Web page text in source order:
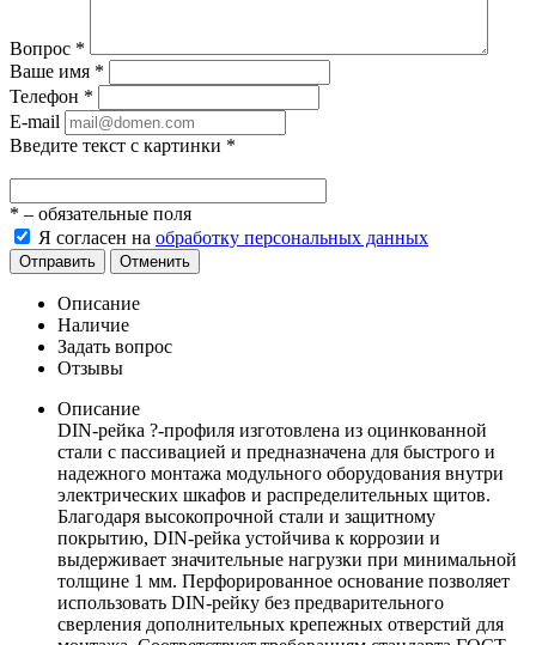
Вопрос *
Ваше имя *
Телефон *
E-mail
Введите текст с картинки *
* – обязательные поля
Я согласен на обработку персональных данных
Отправить Отменить
Описание
Наличие
Задать вопрос
Отзывы
Описание
DIN-рейка ?-профиля изготовлена из оцинкованной
стали с пассивацией и предназначена для быстрого и
надежного монтажа модульного оборудования внутри
электрических шкафов и распределительных щитов.
Благодаря высокопрочной стали и защитному
покрытию, DIN-рейка устойчива к коррозии и
выдерживает значительные нагрузки при минимальной
толщине 1 мм. Перфорированное основание позволяет
использовать DIN-рейку без предварительного
сверления дополнительных крепежных отверстий для